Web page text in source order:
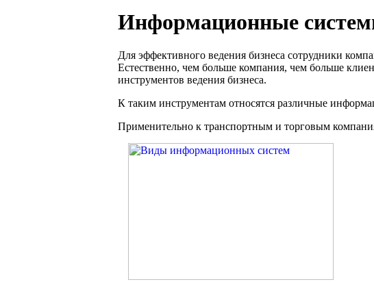
Информационные
Для эффективного ведения бизнеса сотрудники
Естественно, чем больше компания, чем больше
инструментов ведения бизнеса.
К таким инструментам относятся различные
Применительно к транспортным и торговым